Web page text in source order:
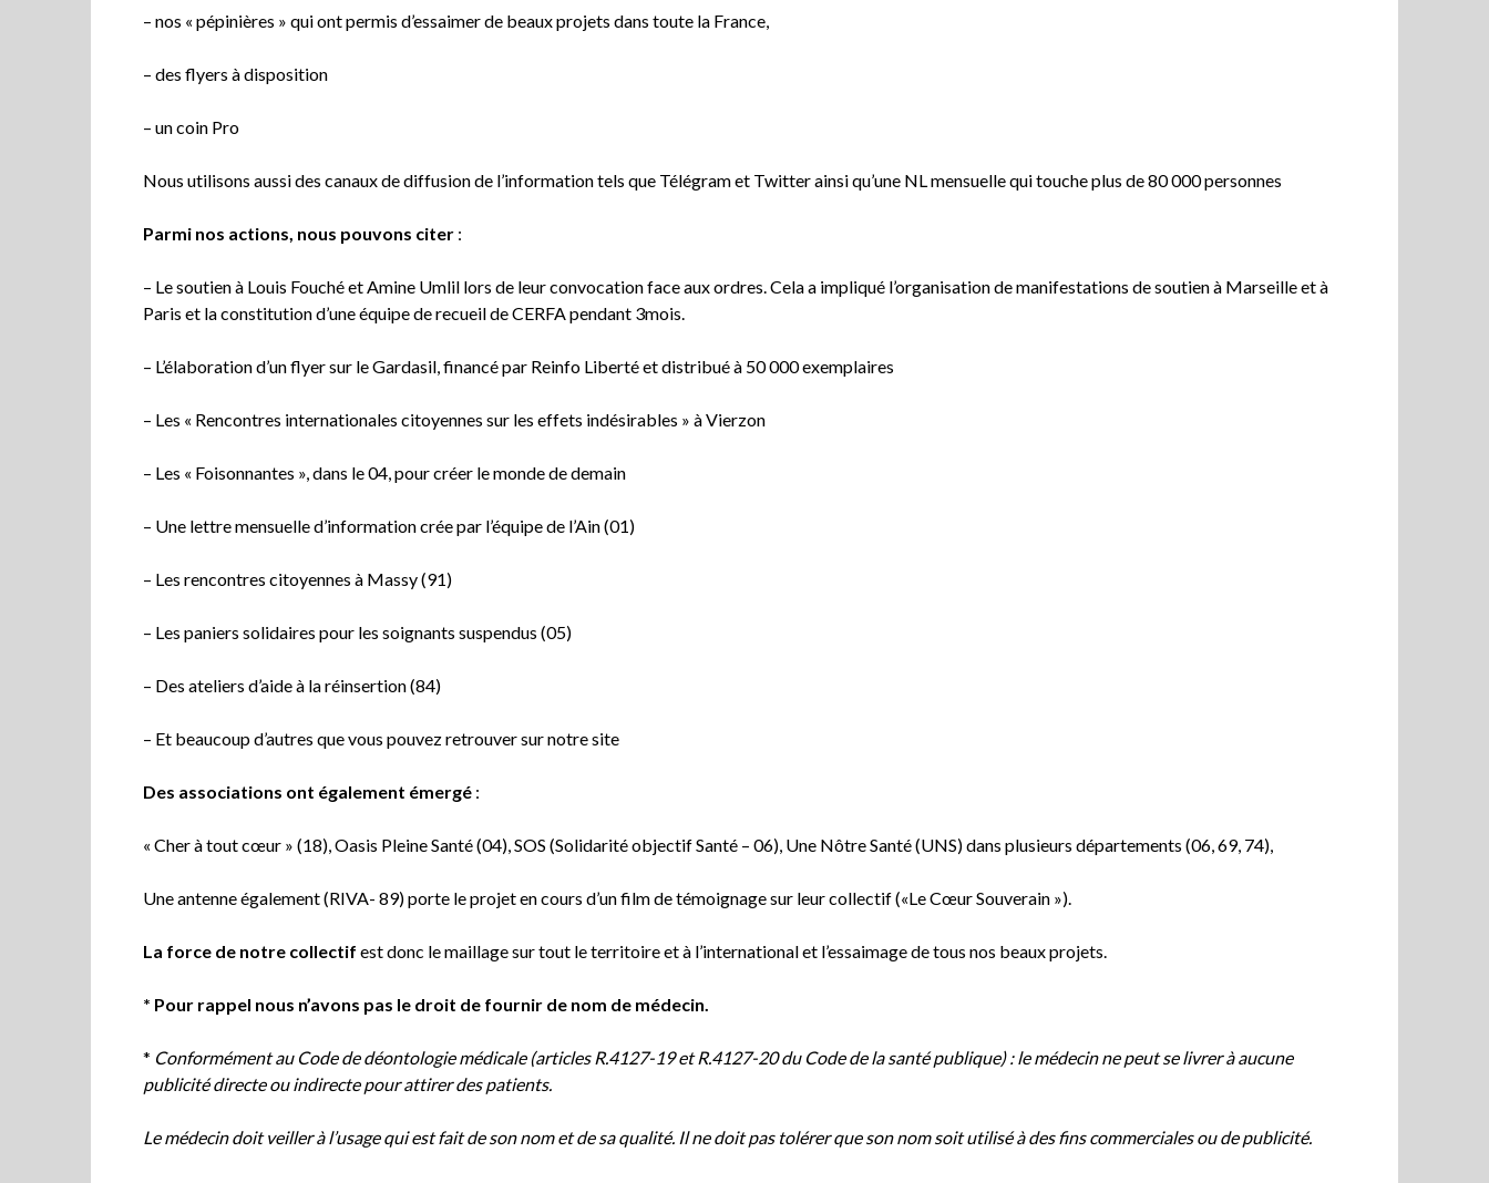
– nos « pépinières » qui ont permis d’essaimer de beaux projets dans toute la France,
– des flyers à disposition
– un coin Pro
Nous utilisons aussi des canaux de diffusion de l’information tels que Télégram et Twitter ainsi qu’une NL mensuelle qui touche plus de 80 000 personnes
Parmi nos actions, nous pouvons citer :
– Le soutien à Louis Fouché et Amine Umlil lors de leur convocation face aux ordres. Cela a impliqué l’organisation de manifestations de soutien à Marseille et à
Paris et la constitution d’une équipe de recueil de CERFA pendant 3mois.
– L’élaboration d’un flyer sur le Gardasil, financé par Reinfo Liberté et distribué à 50 000 exemplaires
– Les « Rencontres internationales citoyennes sur les effets indésirables » à Vierzon
– Les « Foisonnantes », dans le 04, pour créer le monde de demain
– Une lettre mensuelle d’information crée par l’équipe de l’Ain (01)
– Les rencontres citoyennes à Massy (91)
– Les paniers solidaires pour les soignants suspendus (05)
– Des ateliers d’aide à la réinsertion (84)
– Et beaucoup d’autres que vous pouvez retrouver sur notre site
Des associations ont également émergé :
« Cher à tout cœur » (18), Oasis Pleine Santé (04), SOS (Solidarité objectif Santé – 06), Une Nôtre Santé (UNS) dans plusieurs départements (06, 69, 74),
Une antenne également (RIVA- 89) porte le projet en cours d’un film de témoignage sur leur collectif («Le Cœur Souverain »).
La force de notre collectif est donc le maillage sur tout le territoire et à l’international et l’essaimage de tous nos beaux projets.
* Pour rappel nous n’avons pas le droit de fournir de nom de médecin.
* Conformément au Code de déontologie médicale (articles R.4127-19 et R.4127-20 du Code de la santé publique) : le médecin ne peut se livrer à aucune
publicité directe ou indirecte pour attirer des patients.
Le médecin doit veiller à l’usage qui est fait de son nom et de sa qualité. Il ne doit pas tolérer que son nom soit utilisé à des fins commerciales ou de publicité.